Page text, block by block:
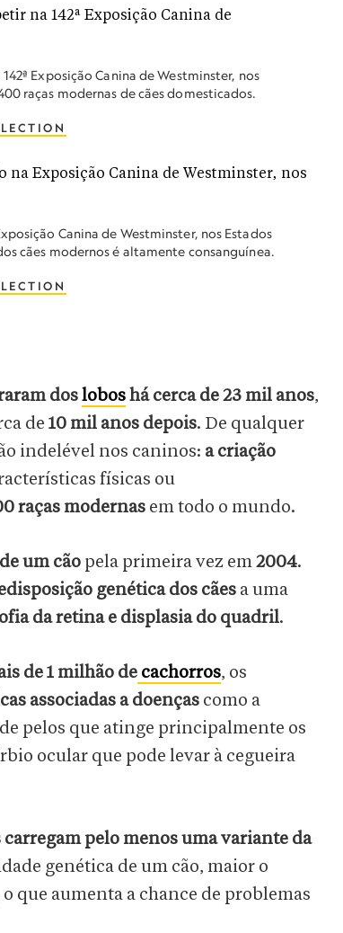
Exposição Canina de Westminster, nos
raças modernas de cães domesticados.
Canina de Westminster, nos Estados
cães modernos é altamente consanguínea.
dosloboshá cerca de 23 mil anos,
de 10 mil anos depois. De qualquer
indelével nos caninos: a criação
físicas ou
raças modernas em todo o mundo.
um cão pela primeira vez em2004.
genética dos cães a uma
da retina e displasia do quadril.
de 1 milhão de cachorros, os
associadas a doenças como a
pelos que atinge principalmente os
ocular que pode levar à cegueira
carregam pelo menos uma variante da
genética de um cão, maior o
que aumenta a chance de problemas